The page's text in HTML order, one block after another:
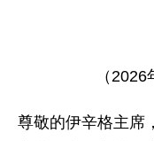
（
尊敬的伊辛格主席，